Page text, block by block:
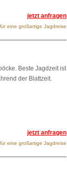
jetzt anfragen
für eine großartige Jagdreise
Beste Jagdzeit ist
der Blattzeit.
jetzt anfragen
für eine großartige Jagdreise